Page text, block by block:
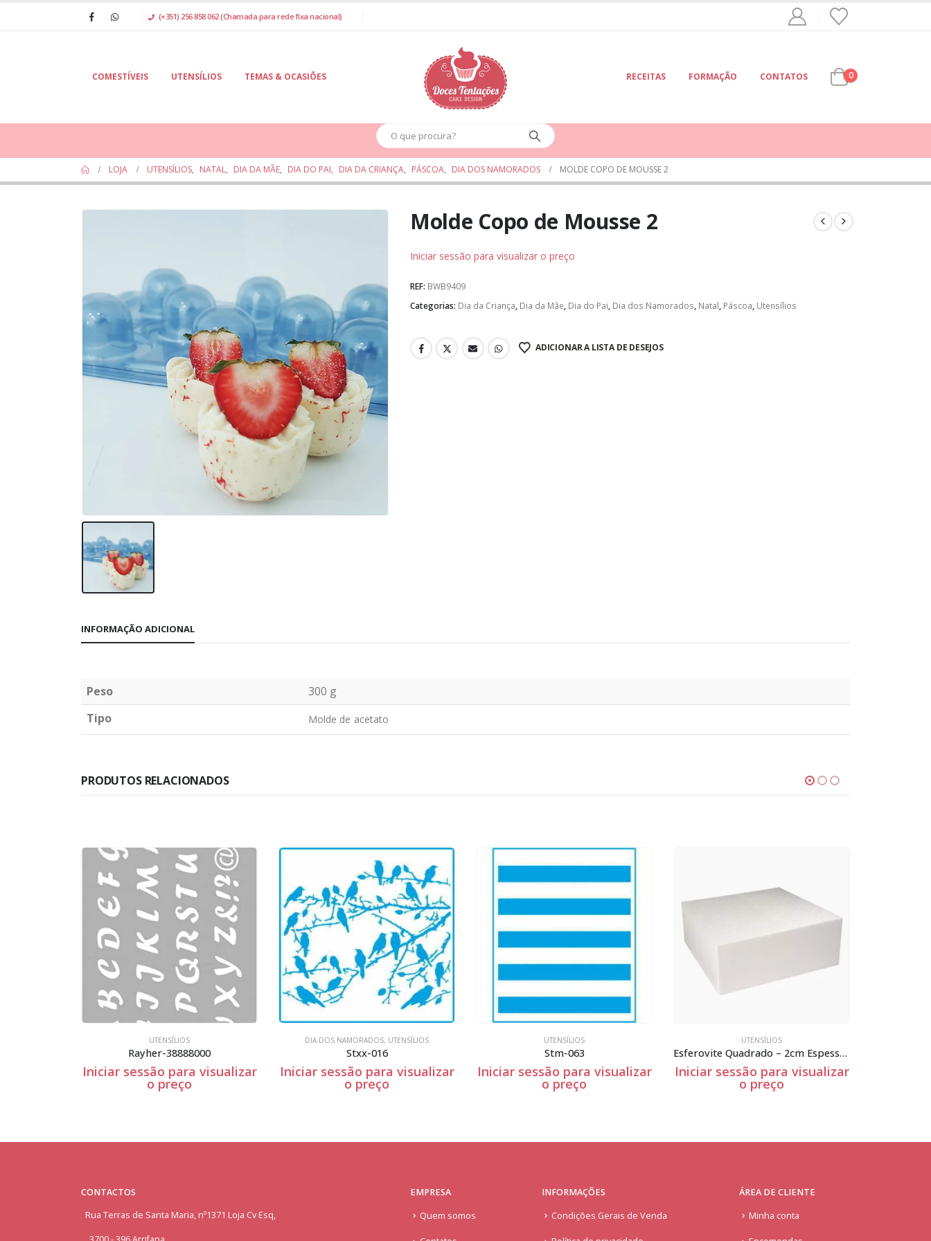
(+351) 256 858 062 (Chamada para rede fixa nacional)
COMESTÍVEIS UTENSÍLIOS TEMAS & OCASIÕES RECEITAS FORMAÇÃO CONTATOS 0
LOJA UTENSÍLIOS, NATAL, DIA DA MÃE, DIA DO PAI, DIA DA CRIANÇA, PÁSCOA, DIA DOS NAMORADOS MOLDE COPO DE MOUSSE 2
Molde Copo de Mousse 2
Iniciar sessão para visualizar o preço
REF: BWB9409
Categorias: Dia da Criança, Dia da Mãe, Dia do Pai, Dia dos Namorados, Natal, Páscoa, Utensílios
ADICIONAR A LISTA DE DESEJOS
INFORMAÇÃO ADICIONAL
Peso
300 g
Tipo
Molde de acetato
PRODUTOS RELACIONADOS
visualizar
DIA DOS NAMORADOS
Stxx-016
Iniciar sessão para visualizar
o preço
UTENSÍLIOS
Stm-063
Iniciar sessão para visualizar
o preço
UTENSÍLIOS
Esferovite Quadrado – 2cm Espessura
Iniciar sessão para visualizar
o preço
UTENSÍLIOS
Iniciar sessão para visualizar
o preço
CONTACTOS
Rua Terras de Santa Maria, nº1371 Loja Cv Esq,
EMPRESA
Quem somos
INFORMAÇÕES
Condições Gerais de Venda
ÁREA DE CLIENTE
Minha conta